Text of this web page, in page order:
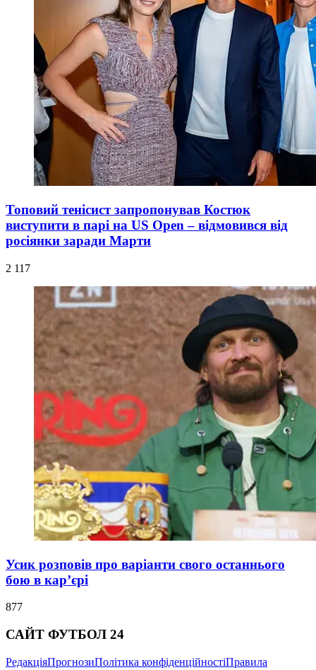
Топовий тенісист запропонував Костюк
виступити в парі на US Open – відмовився від
росіянки заради Марти
2 117
Усик розповів про варіанти свого останнього
бою в кар’єрі
877
САЙТ ФУТБОЛ 24
РедакціяПрогнозиПолітика конфіденційностіПравила